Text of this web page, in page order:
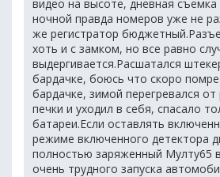
видео на высоте, дневная
ночной правда номеров уже не
же регистратор
хоть и с замком, но все равно
выдергивается.Расшатался
бардачке, боюсь что скоро
бардачке, зимой перегревался
печки и уходил в себя, спасало
батареи.Если оставлять
режиме включенного детектора
полностью заряженный Мулту65
очень трудного запуска